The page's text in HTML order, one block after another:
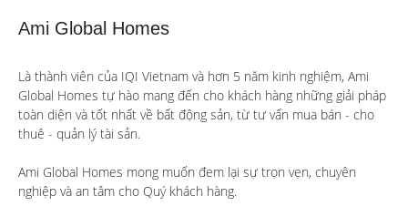
Ami Global Homes
Là thành viên của IQI Vietnam và hơn 5 năm kinh nghiệm, Ami
Global Homes tự hào mang đến cho khách hàng những giải pháp
toàn diện và tốt nhất về bất động sản, từ tư vấn mua bán - cho
thuê - quản lý tài sản.
Ami Global Homes mong muốn đem lại sự trọn vẹn, chuyên
nghiệp và an tâm cho Quý khách hàng.